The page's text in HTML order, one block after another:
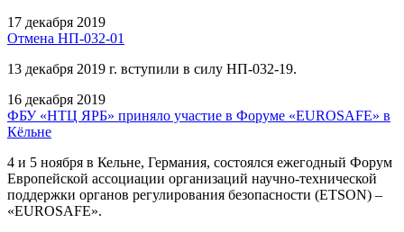
17 декабря 2019
Отмена НП-032-01
13 декабря 2019 г. вступили в силу НП-032-19.
16 декабря 2019
ФБУ «НТЦ ЯРБ» приняло участие в Форуме «EUROSAFE» в
Кёльне
4 и 5 ноября в Кельне, Германия, состоялся ежегодный Форум
Европейской ассоциации организаций научно-технической
поддержки органов регулирования безопасности (ETSON) –
«EUROSAFE».